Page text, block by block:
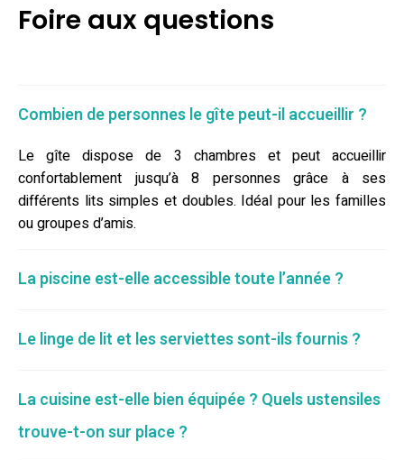
Foire aux questions
Combien de personnes le gîte peut-il accueillir ?
Le gîte dispose de 3 chambres et peut accueillir
confortablement jusqu’à 8 personnes grâce à ses
différents lits simples et doubles. Idéal pour les familles
ou groupes d’amis.
La piscine est-elle accessible toute l’année ?
Le linge de lit et les serviettes sont-ils fournis ?
La cuisine est-elle bien équipée ? Quels ustensiles
trouve-t-on sur place ?